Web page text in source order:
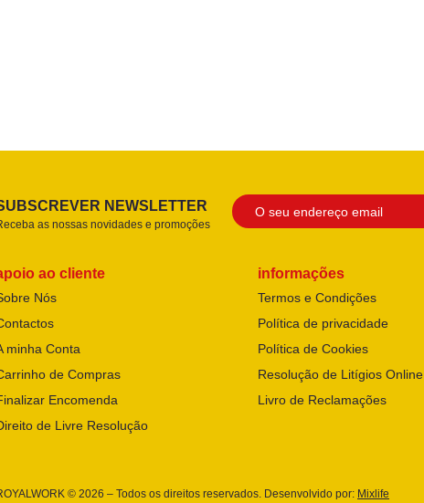
NEWSLETTER
as nossas novidades e promoções
ao cliente
Nós
minha Conta
de Compras
Encomenda
de Livre Resolução
informações
Termos e Condições
Política de privacidade
Política de Cookies
Resolução de Litígios Online
Livro de Reclamações
© 2026 – Todos os direitos reservados. Desenvolvido por: Mixlife